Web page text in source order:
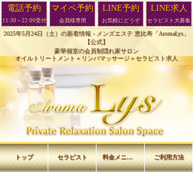
2025年5月24日（土）の新着情報 - メンズエステ 恵比寿「AromaLys」
【公式】
豪華個室の会員制隠れ家サロン
オイルトリートメント＋リンパマッサージ＋セラピスト求人
トップ セラピスト 料金メニュー ご利用方法
電話予約
11:30～22:00受付
マイペ予約
会員様専用
LINE予約
お気軽にどうぞ
LINE求人
セラピスト大募集